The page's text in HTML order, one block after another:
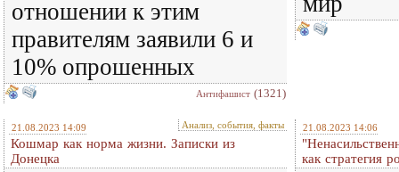
отношении к этим
правителям заявили 6 и
10% опрошенных
Антифашист (1321)
21.08.2023 14:09 Анализ, события, факты
Кошмар как норма жизни. Записки из
Донецка
21.08.2023 14:06
как стратегия